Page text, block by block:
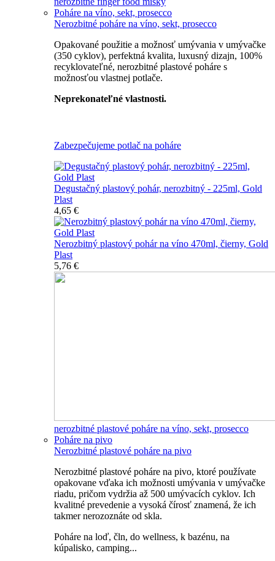
Poháre na víno, sekt, prosecco
Nerozbitné poháre na víno, sekt, prosecco
Opakované použitie a možnosť umývania v umývačke
(350 cyklov), perfektná kvalita, luxusný dizajn, 100%
recyklovateľné, nerozbitné plastové poháre s
možnosťou vlastnej potlače.
Neprekonateľné vlastnosti.
Zabezpečujeme potlač na poháre
Degustačný plastový pohár, nerozbitný - 225ml, Gold
Plast
4,65 €
Nerozbitný plastový pohár na víno 470ml, čierny, Gold
Plast
5,76 €
nerozbitné plastové poháre na víno, sekt, prosecco
Poháre na pivo
Nerozbitné plastové poháre na pivo
Nerozbitné plastové poháre na pivo, ktoré používate
opakovane vďaka ich možnosti umývania v umývačke
riadu, pričom vydržia až 500 umývacích cyklov. Ich
kvalitné prevedenie a vysoká čírosť znamená, že ich
takmer nerozoznáte od skla.
Poháre na loď, čln, do wellness, k bazénu, na
kúpalisko, camping...